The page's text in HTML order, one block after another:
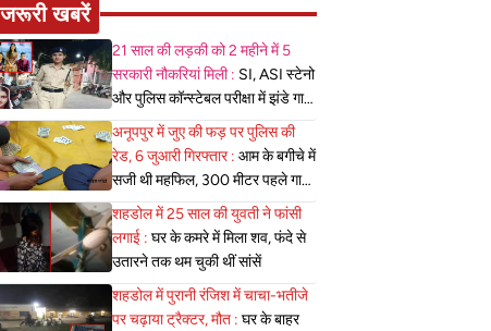
जरूरी खबरें
21 साल की लड़की को 2 महीने में 5
सरकारी नौकरियां मिली : SI, ASI स्टेनो
और पुलिस कॉन्स्टेबल परीक्षा में झंडे गाड़े,
लेकिन MBBS सीट नहीं मिला, पढ़िए
शहडोल संभाग के शुभांगी की कहा
अनूपपुर में जुए की फड़ पर पुलिस की
रेड, 6 जुआरी गिरफ्तार : आम के बगीचे में
सजी थी महफिल, 300 मीटर पहले गाड़ी
खड़ी कर पैदल पहुंची पुलिस
शहडोल में 25 साल की युवती ने फांसी
लगाई : घर के कमरे में मिला शव, फंदे से
उतारने तक थम चुकी थीं सांसें
शहडोल में पुरानी रंजिश में चाचा-भतीजे
पर चढ़ाया ट्रैक्टर, मौत : घर के बाहर